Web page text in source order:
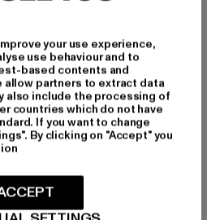
80% Baumwolle, 20%
|info@punch-gmbh.de
| DE
your use experience,
use behaviour and to
based contents and
allow partners to extract data
also include the processing of
countries which do not have
If you want to change
By clicking on "Accept" you